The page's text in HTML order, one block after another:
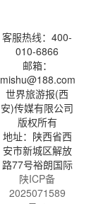
客服热线：400-
010-6866
邮箱：
mishu@188.com
世界旅游报(西
安)传媒有限公司
版权所有
地址：陕西省西
安市新城区解放
路77号裕朗国际
陕ICP备
2025071589